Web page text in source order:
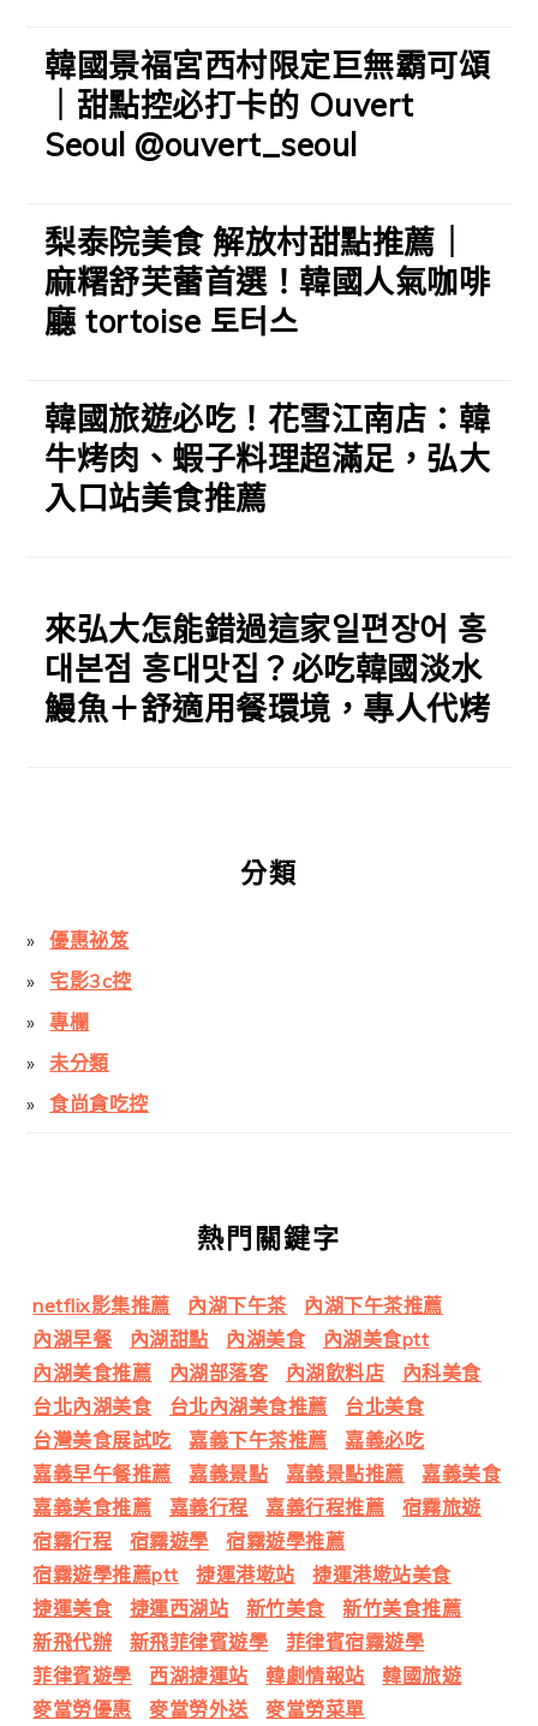
韓國景福宮西村限定巨無霸可頌
｜甜點控必打卡的 Ouvert
Seoul @ouvert_seoul
梨泰院美食 解放村甜點推薦｜
麻糬舒芙蕾首選！韓國人氣咖啡
廳 tortoise 토터스
韓國旅遊必吃！花雪江南店：韓
牛烤肉、蝦子料理超滿足，弘大
入口站美食推薦
來弘大怎能錯過這家일편장어 홍
대본점 홍대맛집？必吃韓國淡水
鰻魚＋舒適用餐環境，專人代烤
分類
優惠祕笈
宅影3c控
專欄
未分類
食尚貪吃控
熱門關鍵字
netflix影集推薦 內湖下午茶
內湖下午茶推薦
內湖早餐
內湖甜點 內湖美食
內湖美食ptt
內湖美食推薦
內湖部落客 內湖飲料店
內科美食
台北內湖美食
台北內湖美食推薦
台北美食
台灣美食展試吃
嘉義下午茶推薦
嘉義必吃
嘉義早午餐推薦
嘉義景點 嘉義景點推薦
嘉義美食
嘉義美食推薦
嘉義行程 嘉義行程推薦
宿霧旅遊
宿霧行程
宿霧遊學
宿霧遊學推薦
宿霧遊學推薦ptt
捷運港墘站
捷運港墘站美食
捷運美食
捷運西湖站 新竹美食
新竹美食推薦
新飛代辦
新飛菲律賓遊學
菲律賓宿霧遊學
菲律賓遊學
西湖捷運站 韓劇情報站
韓國旅遊
麥當勞優惠
麥當勞外送 麥當勞菜單